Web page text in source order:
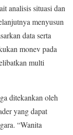
analisis situasi dan
menyusun
data serta
monev pada
multi
ditekankan oleh
yang dapat
“Wanita